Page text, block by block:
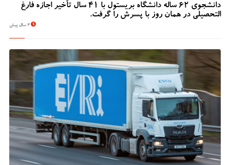
دانشجوی 62 ساله دانشگاه بریستول با 41 سال تأخیر اجازه فارغ
التحصیلی در همان روز با پسرش را گرفت.
2 سال پیش